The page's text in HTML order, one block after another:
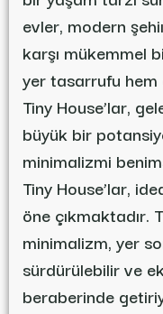
evler, modern
karşı mükemmel
yer tasarrufu hem
Tiny House’lar,
büyük bir
minimalizmi
Tiny House’lar,
öne çıkmaktadır.
minimalizm, yer
sürdürülebilir ve
beraberinde